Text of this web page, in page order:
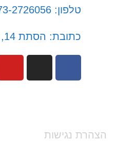
טלפון: 073-2726056
כתובת: הסתת 14, חולון
הצהרת נגישות